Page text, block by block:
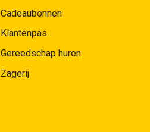
Cadeaubonnen
Klantenpas
Gereedschap huren
Zagerij